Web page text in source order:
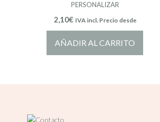
PERSONALIZAR
2,10€ IVA incl. Precio desde
AÑADIR AL CARRITO